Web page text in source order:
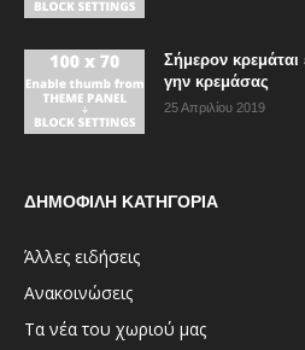
Σήμερον
γην κρεμάσας
25 Απριλίου 2019
ΔΗΜΟΦΙΛΗ ΚΑΤΗΓΟΡΙΑ
Άλλες ειδήσεις
Ανακοινώσεις
Τα νέα του χωριού μας